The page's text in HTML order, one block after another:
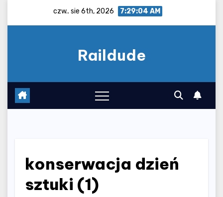
czw.. sie 6th, 2026 7:29:04 AM
Raildude
konserwacja dzień
sztuki (1)